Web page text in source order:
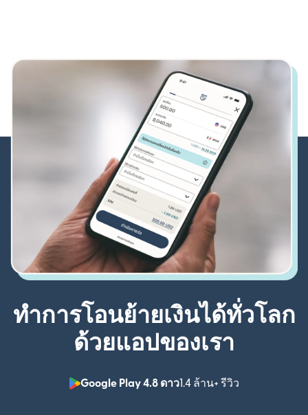
ทำการโอนย้ายเงินได้ทั่วโลก
ด้วยแอปของเรา
Google Play 4.8 ดาว1.4 ล้าน+ รีวิว
(เปิดในหน้าต่